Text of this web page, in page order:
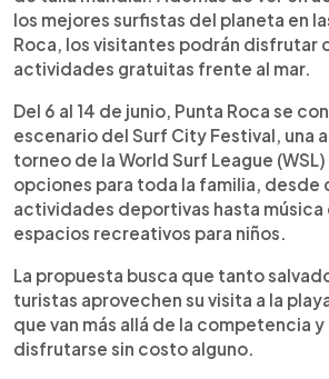
14 de junio, el Surf City Festival
yoga, meditación, aikido, pilates y
además de conciertos, sesiones de
proyecciones de películas de surf
recreativos para niños. La
complementar la experiencia
la playa en un punto de encuentro
nacionales y extranjeros. Todas
serán de acceso libre para el
los mejores surfistas del planeta en
Roca, los visitantes podrán disfrutar
actividades gratuitas frente al mar.
Del 6 al 14 de junio, Punta Roca se
escenario del Surf City Festival, una
torneo de la World Surf League
opciones para toda la familia, desde
actividades deportivas hasta música
espacios recreativos para niños.
La propuesta busca que tanto
turistas aprovechen su visita a la
que van más allá de la competencia
disfrutarse sin costo alguno.